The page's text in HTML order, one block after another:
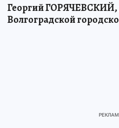
Георгий ГОРЯЧЕВСКИЙ,
Волгоградской